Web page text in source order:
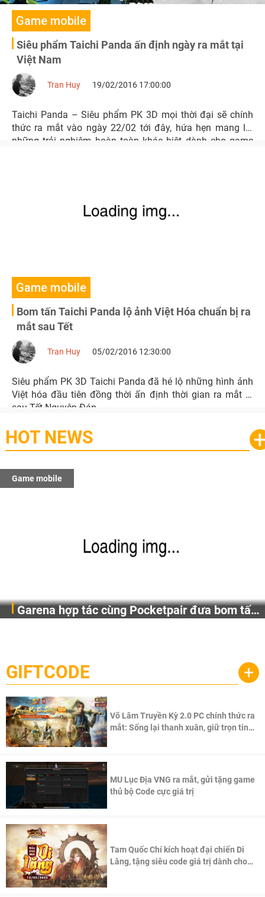
Game mobile
Siêu phẩm Taichi Panda ấn định ngày ra mắt tại
Việt Nam
Tran Huy 19/02/2016 17:00:00
Taichi Panda – Siêu phẩm PK 3D mọi thời đại sẽ chính
thức ra mắt vào ngày 22/02 tới đây, hứa hẹn mang lại
những trải nghiệm hoàn toàn khác biệt dành cho game
Game mobile
Bom tấn Taichi Panda lộ ảnh Việt Hóa chuẩn bị ra
mắt sau Tết
Tran Huy 05/02/2016 12:30:00
Siêu phẩm PK 3D Taichi Panda đã hé lộ những hình ảnh
Việt hóa đầu tiên đồng thời ấn định thời gian ra mắt là
sau Tết Nguyên Đán
HOT NEWS
Game mobile
Garena hợp tác cùng Pocketpair đưa bom tấn
cầu, theo giấy phép chính thức từ công ty game Nhật Bản
Pocketpair, Inc.
GIFTCODE +
Võ Lâm Truyền Kỳ 2.0 PC chính thức ra
mắt: Sống lại thanh xuân, giữ trọn tinh
MU Lục Địa VNG ra mắt, gửi tặng game
thủ bộ Code cực giá trị
Tam Quốc Chí kích hoạt đại chiến Di
Lăng, tặng siêu code giá trị dành cho